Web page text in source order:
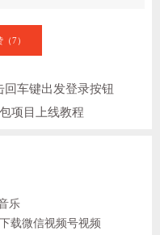
（7）
车键出发登录按钮
项目上线教程
乐
载微信视频号视频